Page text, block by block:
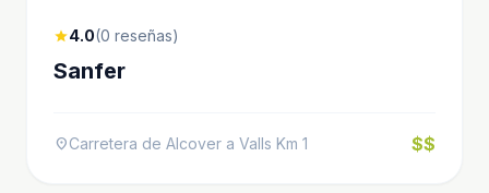
star4.0(0 reseñas)
Sanfer
location_onCarretera de Alcover a Valls Km 1 $$